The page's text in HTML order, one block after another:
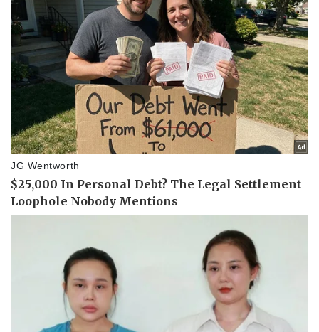
Bóng đá
Lịch thi đấu bóng đá
Thế giới thể thao
eSports
Hậu trường
Ô tô
Xe máy
Tư vấn